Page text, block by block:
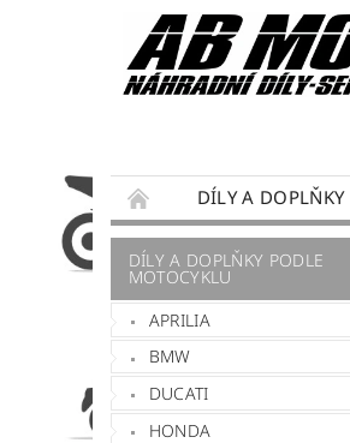
DÍLY A
DÁRKY PRO
PODMÍNKY OCHRANY
DÍLY A DOPLŇKY PODLE
MOTOCYKLU
APRILIA
BMW
DUCATI
HONDA